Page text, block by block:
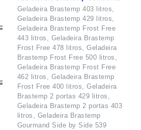
Geladeira Brastemp 403 litros,
Geladeira Brastemp 429 litros,
Geladeira Brastemp Frost Free
443 litros, Geladeira Brastemp
Frost Free 478 litros, Geladeira
Brastemp Frost Free 500 litros,
Geladeira Brastemp Frost Free
462 litros, Geladeira Brastemp
Frost Free 400 litros, Geladeira
Brastemp 2 portas 429 litros,
Geladeira Brastemp 2 portas 403
litros, Geladeira Brastemp
Gourmand Side by Side 539